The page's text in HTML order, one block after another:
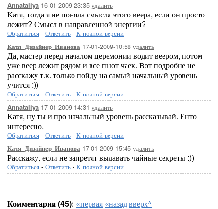
Annataliya 16-01-2009-23:35 удалить
Катя, тогда я не поняла смысла этого веера, если он просто
лежит? Смысл в направленной энергии?
Обратиться - Ответить - К полной версии
Катя_Дизайнер_Иванова 17-01-2009-10:58 удалить
Да, мастер перед началом церемонии водит веером, потом
уже веер лежит рядом и все пьют чаек. Вот подробне не
расскажу т.к. только пойду на самый начальный уровень
учится :))
Обратиться - Ответить - К полной версии
Annataliya 17-01-2009-14:31 удалить
Катя, ну ты и про начальный уровень рассказывай. Енто
интересно.
Обратиться - Ответить - К полной версии
Катя_Дизайнер_Иванова 17-01-2009-15:45 удалить
Расскажу, если не запретят выдавать чайные секреты :))
Обратиться - Ответить - К полной версии
Комментарии (45): «первая «назадвверх^